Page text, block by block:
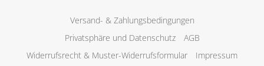
Versand- & Zahlungsbedingungen
Privatsphäre und Datenschutz
AGB
Widerrufsrecht & Muster-Widerrufsformular
Impressum